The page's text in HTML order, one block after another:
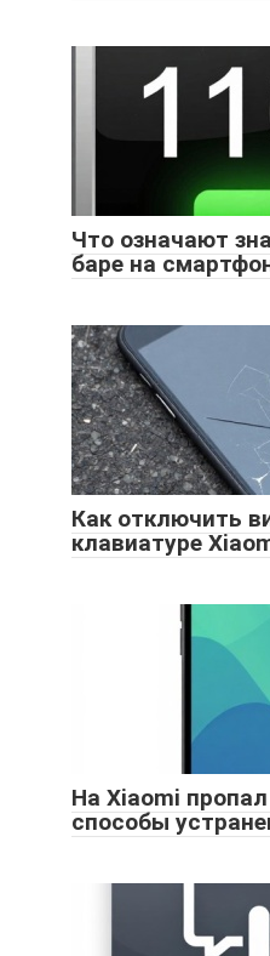
Что означают
баре на
Как отключить
клавиатуре
На Xiaomi
способы